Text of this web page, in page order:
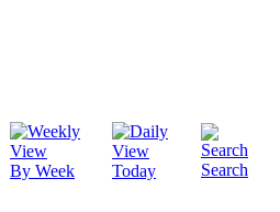
By Week Today Search